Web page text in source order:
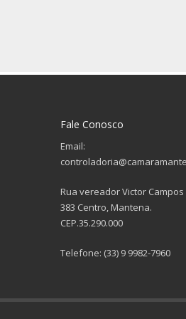
Fale Conosco
Email:
Rua vereador Victor
383 Centro, Mantena.
CEP.35.290.000
Telefone: (33) 9 9982-7960